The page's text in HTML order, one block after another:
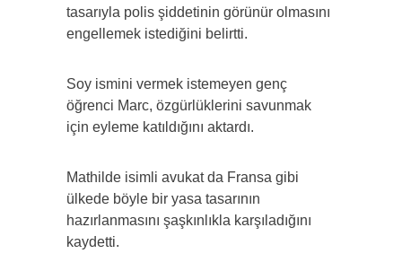
tasarıyla polis şiddetinin görünür olmasını
engellemek istediğini belirtti.
Soy ismini vermek istemeyen genç
öğrenci Marc, özgürlüklerini savunmak
için eyleme katıldığını aktardı.
Mathilde isimli avukat da Fransa gibi
ülkede böyle bir yasa tasarının
hazırlanmasını şaşkınlıkla karşıladığını
kaydetti.